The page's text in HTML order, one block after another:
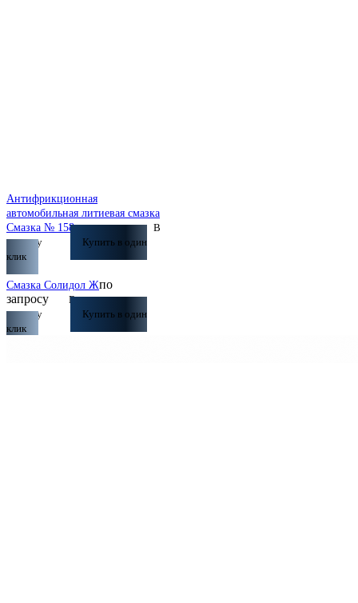
Антифрикционная
автомобильная литиевая смазка
Смазка № 158по запросу
В
корзину
Купить в один
клик
Смазка Солидол Жпо
запросу
В
корзину
Купить в один
клик